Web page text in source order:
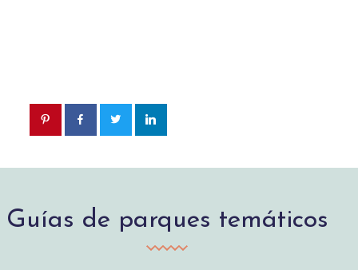
Guías de parques temáticos